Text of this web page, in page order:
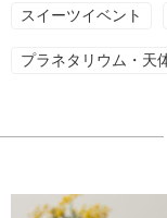
スイーツイベント
プラネタリウム・天